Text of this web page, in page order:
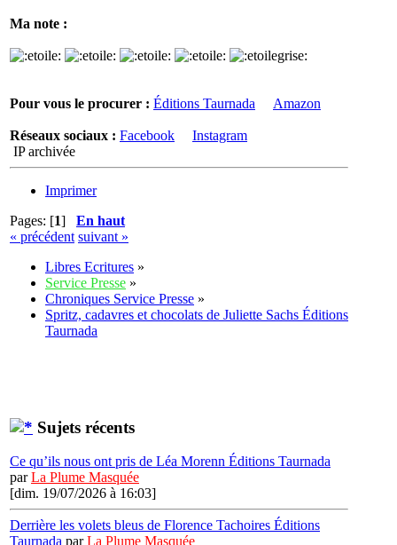
Ma note :
Pour vous le procurer : Éditions Taurnada Amazon
Réseaux sociaux : Facebook
Instagram
IP archivée
Imprimer
Pages: [1] En haut
« précédent suivant »
Libres Ecritures »
Service Presse »
Chroniques Service Presse »
Spritz, cadavres et chocolats de Juliette Sachs Éditions
Taurnada
Sujets récents
Ce qu’ils nous ont pris de Léa Morenn Éditions Taurnada
parLa Plume Masquée
[dim. 19/07/2026 à 16:03]
Derrière les volets bleus de Florence Tachoires Éditions
Taurnada parLa Plume Masquée